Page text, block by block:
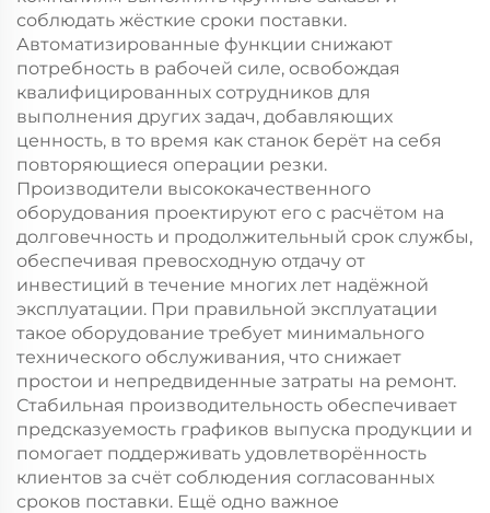
соблюдать жёсткие сроки поставки.
Автоматизированные функции снижают
потребность в рабочей силе, освобождая
квалифицированных сотрудников для
выполнения других задач, добавляющих
ценность, в то время как станок берёт на себя
повторяющиеся операции резки.
Производители высококачественного
оборудования проектируют его с расчётом на
долговечность и продолжительный срок службы,
обеспечивая превосходную отдачу от
инвестиций в течение многих лет надёжной
эксплуатации. При правильной эксплуатации
такое оборудование требует минимального
технического обслуживания, что снижает
простои и непредвиденные затраты на ремонт.
Стабильная производительность обеспечивает
предсказуемость графиков выпуска продукции и
помогает поддерживать удовлетворённость
клиентов за счёт соблюдения согласованных
сроков поставки. Ещё одно важное